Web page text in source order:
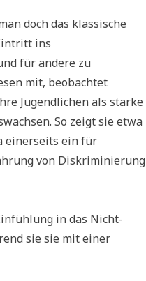
doch das klassische
ins
für andere zu
mit, beobachtet
Jugendlichen als starke
So zeigt sie etwa
einerseits ein für
von Diskriminierung
in das Nicht-
sie sie mit einer